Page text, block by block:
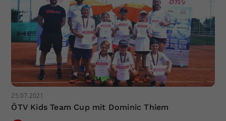
25.07.2021
ÖTV Kids Team Cup mit Dominic Thiem